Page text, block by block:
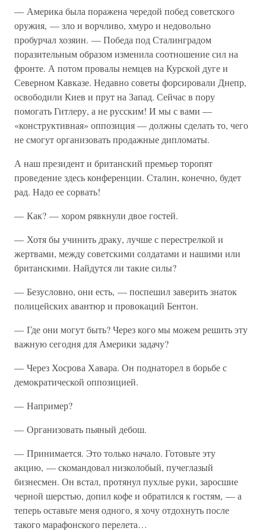
— Америка была поражена чередой побед советского
оружия, — зло и ворчливо, хмуро и недовольно
пробурчал хозяин. — Победа под Сталинградом
поразительным образом изменила соотношение сил на
фронте. А потом провалы немцев на Курской дуге и
Северном Кавказе. Недавно советы форсировали Днепр,
освободили Киев и прут на Запад. Сейчас в пору
помогать Гитлеру, а не русским! И мы с вами —
«конструктивная» оппозиция — должны сделать то, чего
не смогут организовать продажные дипломаты.
А наш президент и британский премьер торопят
проведение здесь конференции. Сталин, конечно, будет
рад. Надо ее сорвать!
— Как? — хором рявкнули двое гостей.
— Хотя бы учинить драку, лучше с перестрелкой и
жертвами, между советскими солдатами и нашими или
британскими. Найдутся ли такие силы?
— Безусловно, они есть, — поспешил заверить знаток
полицейских авантюр и провокаций Бентон.
— Где они могут быть? Через кого мы можем решить эту
важную сегодня для Америки задачу?
— Через Хосрова Хавара. Он поднаторел в борьбе с
демократической оппозицией.
— Например?
— Организовать пьяный дебош.
— Принимается. Это только начало. Готовьте эту
акцию, — скомандовал низколобый, пучеглазый
бизнесмен. Он встал, протянул пухлые руки, заросшие
черной шерстью, допил кофе и обратился к гостям, — а
теперь оставьте меня одного, я хочу отдохнуть после
такого марафонского перелета…